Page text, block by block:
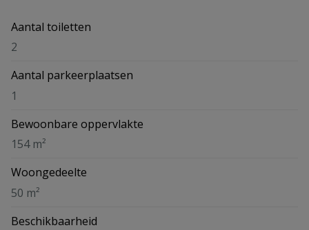
Aantal toiletten
2
Aantal parkeerplaatsen
1
Bewoonbare oppervlakte
154 m²
Woongedeelte
50 m²
Beschikbaarheid